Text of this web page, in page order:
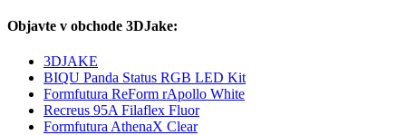
Objavte v obchode 3DJake:
3DJAKE
BIQU Panda Status RGB LED Kit
Formfutura ReForm rApollo White
Recreus 95A Filaflex Fluor
Formfutura AthenaX Clear